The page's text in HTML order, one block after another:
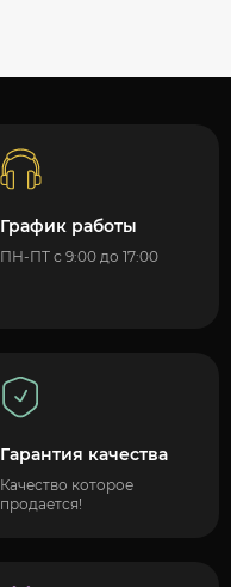
График работы
ПН-ПТ с 9:00 до 17:00
Гарантия качества
Качество которое
продается!